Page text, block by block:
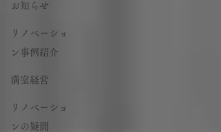
お知らせ
リノベーショ
ン事例紹介
満室経営
リノベーショ
ンの疑問